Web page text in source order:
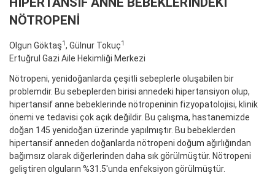
NÖTROPENİ
Olgun Göktaş1, Gülnur Tokuç1
Ertuğrul Gazi Aile Hekimliği Merkezi
Nötropeni, yenidoğanlarda çeşitli sebeplerle oluşabilen bir
problemdir. Bu sebeplerden birisi annedeki hipertansiyon olup,
hipertansif anne bebeklerinde nötropeninin fizyopatolojisi, klinik
önemi ve tedavisi çok açık değildir. Bu çalışma, hastanemizde
doğan 145 yenidoğan üzerinde yapılmıştır. Bu bebeklerden
hipertansif anneden doğanlarda nötropeni doğum ağırlığından
bağımsız olarak diğerlerinden daha sık görülmüştür. Nötropeni
geliştiren olguların %31.5'unda enfeksiyon görülmüştür.